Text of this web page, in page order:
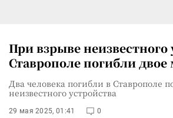
При взрыве неизвестного
Ставрополе погибли
Два человека погибли в Ставрополе
неизвестного устройства
29 мая 2025, 01:41 0